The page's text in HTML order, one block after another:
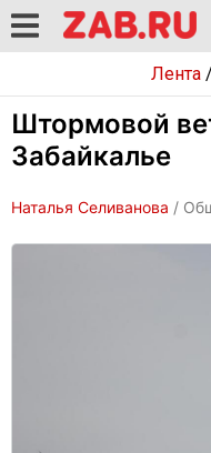
Лента/
Штормовой
Забайкалье
Наталья Селиванова /